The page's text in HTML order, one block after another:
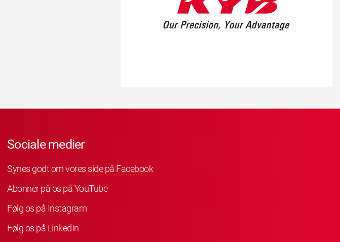
Sociale medier
Synes godt om vores side på Facebook
Abonner på os på YouTube
Følg os på Instagram
Følg os på LinkedIn